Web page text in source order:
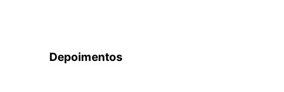
Depoimentos